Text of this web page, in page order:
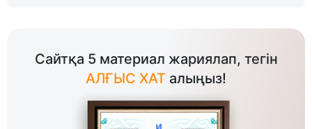
Сайтқа 5 материал жариялап, тегін
АЛҒЫС ХАТ алыңыз!